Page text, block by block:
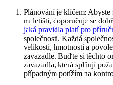
Plánování je klíčem: Abyste
na letišti, doporučuje se
jaká pravidla platí pro
společnosti. Každá
velikosti, hmotnosti a
zavazadle. Buďte si těchto
zavazadla, která splňují
případným potížím na